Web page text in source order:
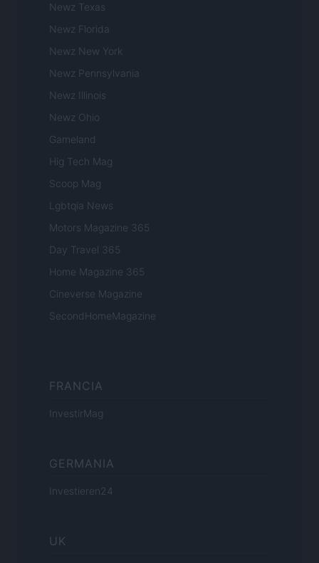
Newz Texas
Newz Florida
Newz New York
Newz Pennsylvania
Newz Illinois
Newz Ohio
Gameland
Hig Tech Mag
Scoop Mag
Lgbtqia News
Motors Magazine 365
Day Travel 365
Home Magazine 365
Cineverse Magazine
SecondHomeMagazine
FRANCIA
InvestirMag
GERMANIA
Investieren24
UK